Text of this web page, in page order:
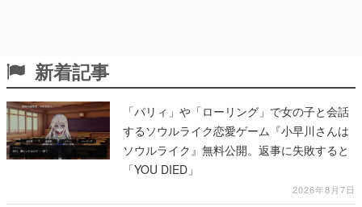
新着記事
「パリィ」や「ローリング」で女の子と会話
するソウルライク恋愛ゲーム『小早川さんは
ソウルライク』無料公開。返事に失敗すると
「YOU DIED」
2026年8月7日